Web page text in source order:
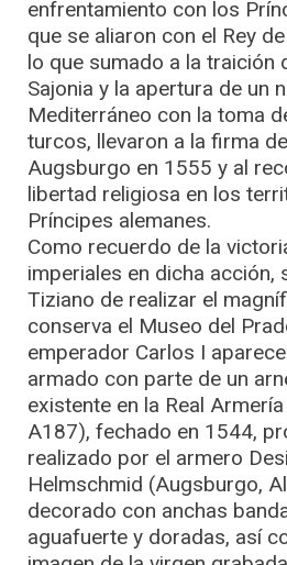
enfrentamiento con los
que se aliaron con el Rey
lo que sumado a la traición
Sajonia y la apertura de un
Mediterráneo con la toma
turcos, llevaron a la firma
Augsburgo en 1555 y al
libertad religiosa en los
Príncipes alemanes.
Como recuerdo de la
imperiales en dicha acción,
Tiziano de realizar el
conserva el Museo del
emperador Carlos I
armado con parte de un
existente en la Real
A187), fechado en 1544,
realizado por el armero
Helmschmid (Augsburgo,
decorado con anchas
aguafuerte y doradas, así